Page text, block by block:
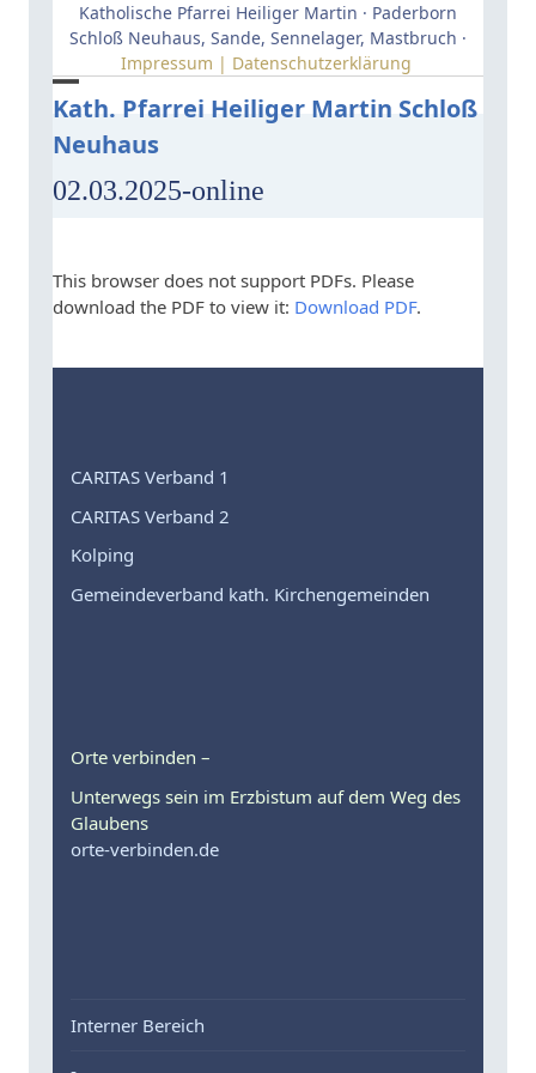
Katholische Pfarrei Heiliger Martin · Paderborn
Schloß Neuhaus, Sande, Sennelager, Mastbruch ·
Impressum | Datenschutzerklärung
Kath. Pfarrei Heiliger Martin Schloß
Neuhaus
Open
mobile
menu
Close
mobile
menu
02.03.2025-online
This browser does not support PDFs. Please
download the PDF to view it: Download PDF.
CARITAS Verband 1
CARITAS Verband 2
Kolping
Gemeindeverband kath. Kirchengemeinden
Orte verbinden –
Unterwegs sein im Erzbistum auf dem Weg des
Glaubens
orte-verbinden.de
Interner Bereich